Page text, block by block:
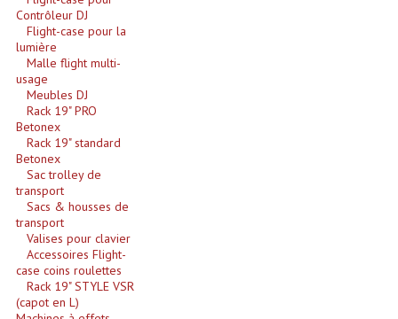
Contrôleur DJ
Flight-case pour la
lumière
Malle flight multi-
usage
Meubles DJ
Rack 19" PRO
Betonex
Rack 19" standard
Betonex
Sac trolley de
transport
Sacs & housses de
transport
Valises pour clavier
Accessoires Flight-
case coins roulettes
Rack 19" STYLE VSR
(capot en L)